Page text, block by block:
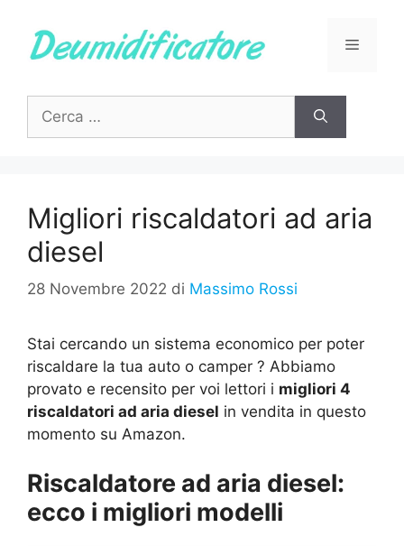
contenuto
Menu
per:
Migliori riscaldatori ad aria
diesel
28 Novembre 2022 di Massimo Rossi
Stai cercando un sistema economico per poter
riscaldare la tua auto o camper ? Abbiamo
provato e recensito per voi lettori i migliori 4
riscaldatori ad aria diesel in vendita in questo
momento su Amazon.
Riscaldatore ad aria diesel:
ecco i migliori modelli